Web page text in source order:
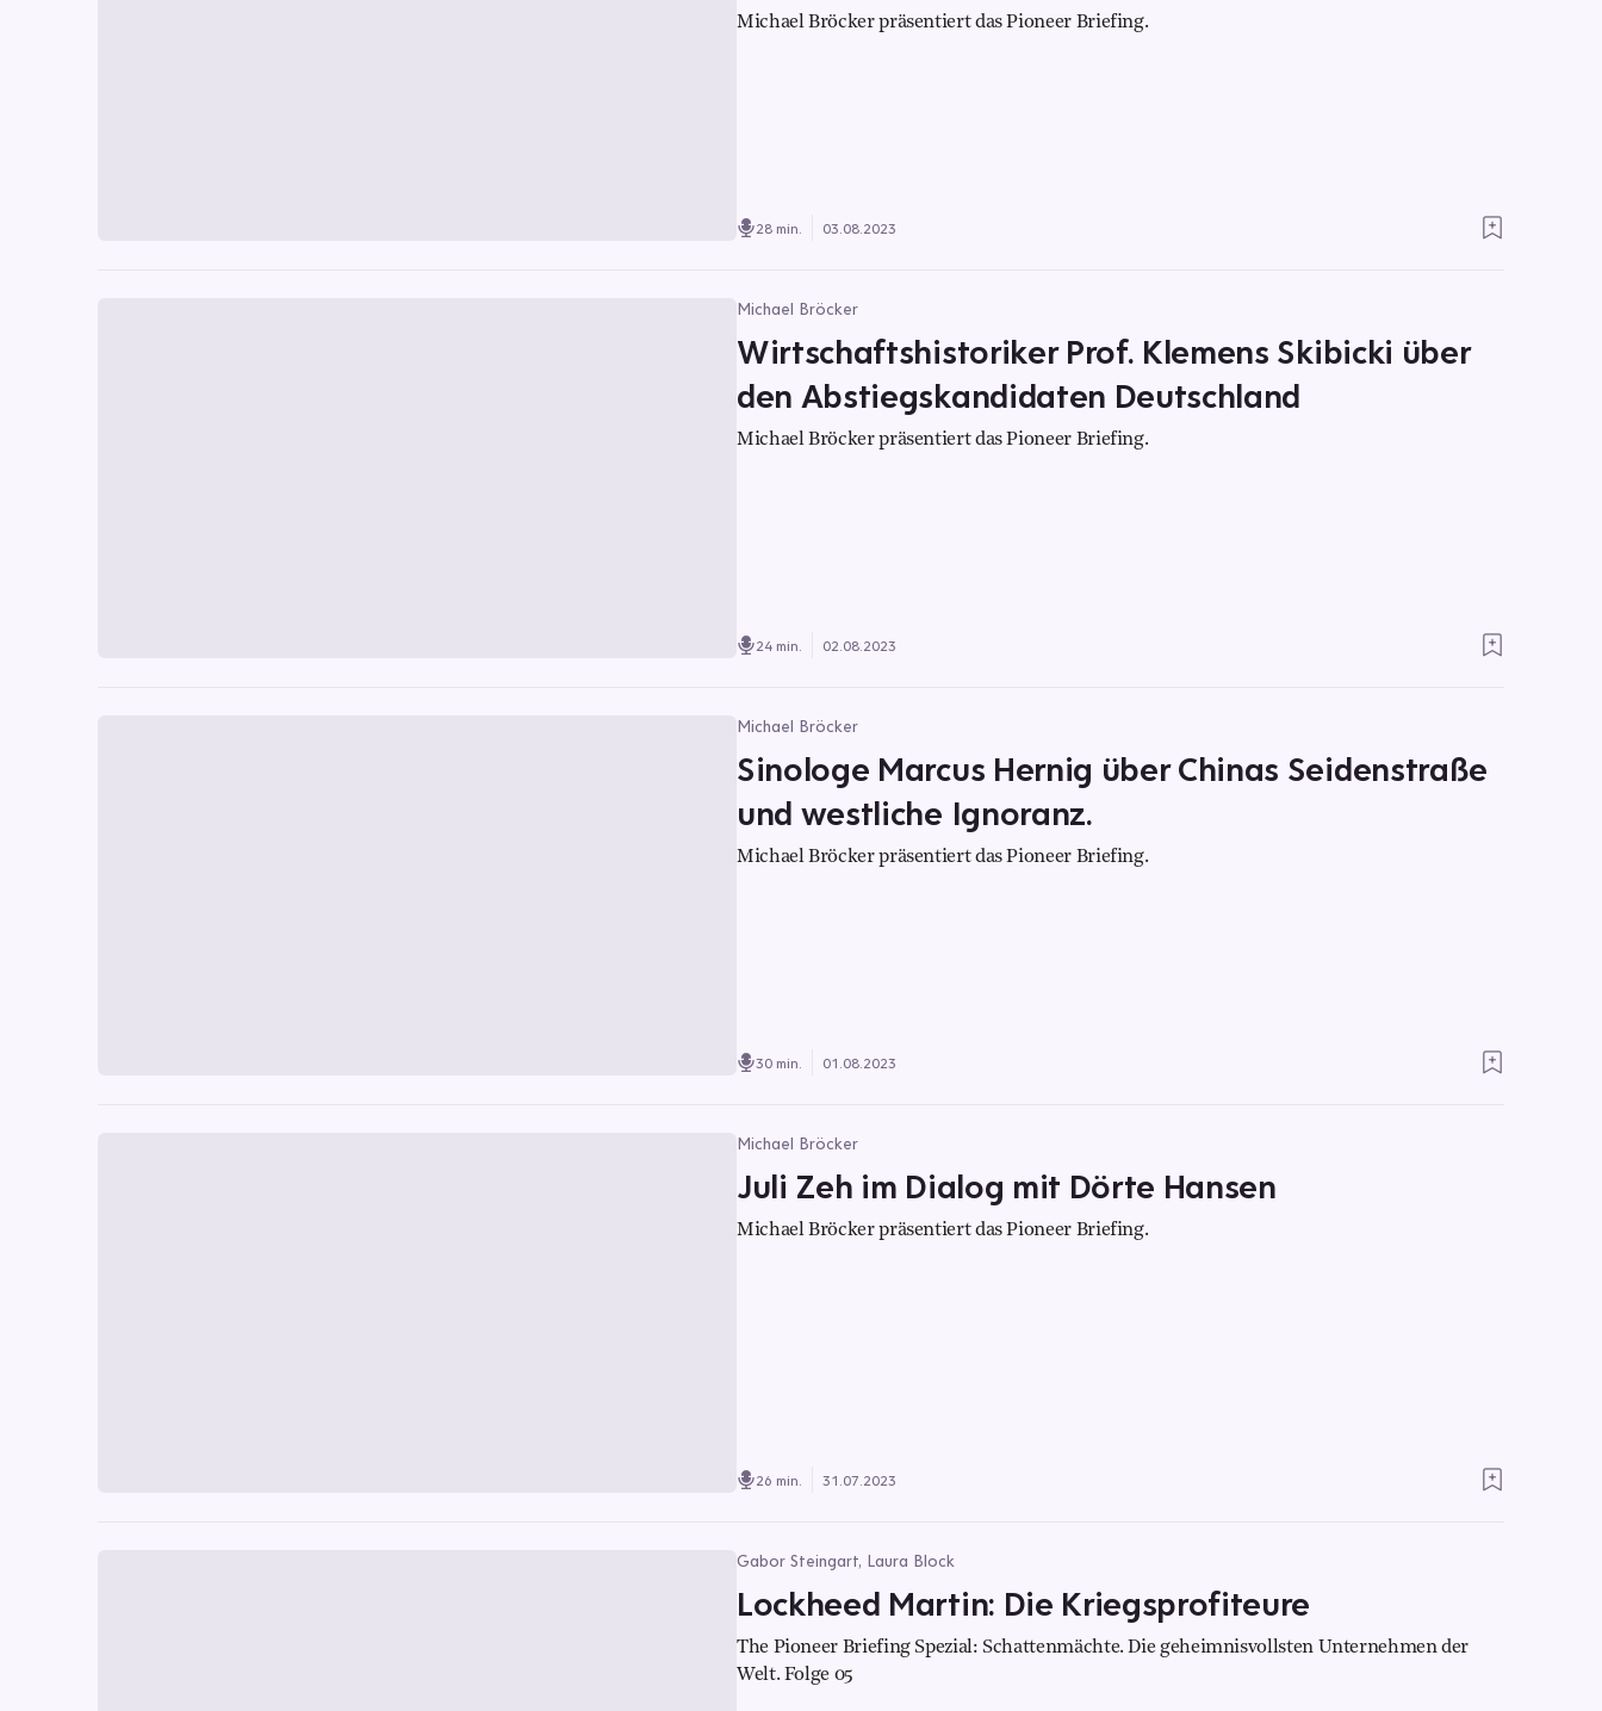
Michael Bröcker präsentiert das Pioneer Briefing.
28 min. 03.08.2023
Michael Bröcker
Wirtschaftshistoriker Prof. Klemens Skibicki über
den Abstiegskandidaten Deutschland
Michael Bröcker präsentiert das Pioneer Briefing.
24 min. 02.08.2023
Michael Bröcker
Sinologe Marcus Hernig über Chinas Seidenstraße
und westliche Ignoranz.
Michael Bröcker präsentiert das Pioneer Briefing.
30 min. 01.08.2023
Michael Bröcker
Juli Zeh im Dialog mit Dörte Hansen
Michael Bröcker präsentiert das Pioneer Briefing.
26 min. 31.07.2023
Gabor Steingart, Laura Block
Lockheed Martin: Die Kriegsprofiteure
The Pioneer Briefing Spezial: Schattenmächte. Die geheimnisvollsten Unternehmen der
Welt. Folge 05